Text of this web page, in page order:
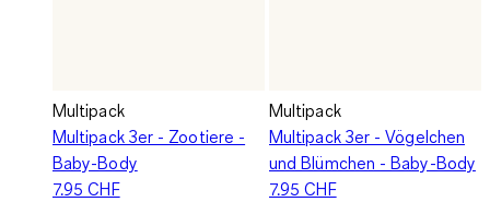
Multipack
Multipack 3er - Zootiere -
Baby-Body
7.95 CHF
Multipack
Multipack 3er - Vögelchen
und Blümchen - Baby-Body
7.95 CHF